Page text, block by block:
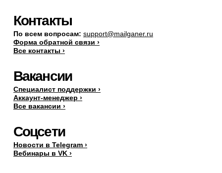
Новости в Telegram ›
По всем вопросам:
Все вакансии ›
Аккаунт-менеджер ›
Специалист поддержки ›
Вакансии
Контакты
support@mailganer.ru
Все контакты ›
Соцсети
Вебинары в VK ›
Форма обратной связи ›